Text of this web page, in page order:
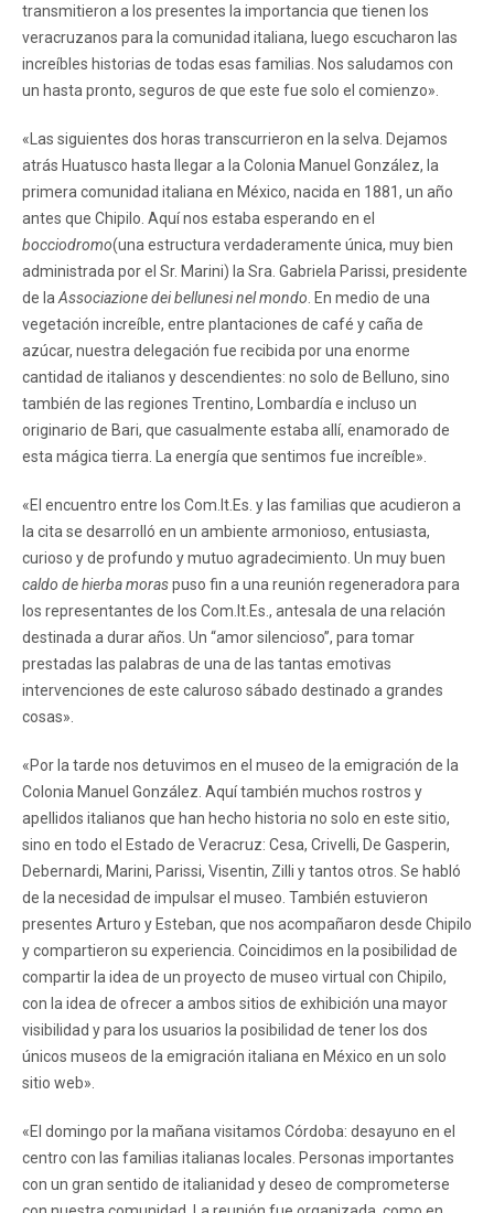
transmitieron a los presentes la importancia que tienen los
veracruzanos para la comunidad italiana, luego escucharon las
increíbles historias de todas esas familias. Nos saludamos con
un hasta pronto, seguros de que este fue solo el comienzo».
«Las siguientes dos horas transcurrieron en la selva. Dejamos
atrás Huatusco hasta llegar a la Colonia Manuel González, la
primera comunidad italiana en México, nacida en 1881, un año
antes que Chipilo. Aquí nos estaba esperando en el
bocciodromo(una estructura verdaderamente única, muy bien
administrada por el Sr. Marini) la Sra. Gabriela Parissi, presidente
de la Associazione dei bellunesi nel mondo . En medio de una
vegetación increíble, entre plantaciones de café y caña de
azúcar, nuestra delegación fue recibida por una enorme
cantidad de italianos y descendientes: no solo de Belluno, sino
también de las regiones Trentino, Lombardía e incluso un
originario de Bari, que casualmente estaba allí, enamorado de
esta mágica tierra. La energía que sentimos fue increíble».
«El encuentro entre los Com.It.Es. y las familias que acudieron a
la cita se desarrolló en un ambiente armonioso, entusiasta,
curioso y de profundo y mutuo agradecimiento. Un muy buen
caldo de hierba moraspuso fin a una reunión regeneradora para
los representantes de los Com.It.Es., antesala de una relación
destinada a durar años. Un “amor silencioso”, para tomar
prestadas las palabras de una de las tantas emotivas
intervenciones de este caluroso sábado destinado a grandes
cosas».
«Por la tarde nos detuvimos en el museo de la emigración de la
Colonia Manuel González. Aquí también muchos rostros y
apellidos italianos que han hecho historia no solo en este sitio,
sino en todo el Estado de Veracruz: Cesa, Crivelli, De Gasperin,
Debernardi, Marini, Parissi, Visentin, Zilli y tantos otros. Se habló
de la necesidad de impulsar el museo. También estuvieron
presentes Arturo y Esteban, que nos acompañaron desde Chipilo
y compartieron su experiencia. Coincidimos en la posibilidad de
compartir la idea de un proyecto de museo virtual con Chipilo,
con la idea de ofrecer a ambos sitios de exhibición una mayor
visibilidad y para los usuarios la posibilidad de tener los dos
únicos museos de la emigración italiana en México en un solo
sitio web».
«El domingo por la mañana visitamos Córdoba: desayuno en el
centro con las familias italianas locales. Personas importantes
con un gran sentido de italianidad y deseo de comprometerse